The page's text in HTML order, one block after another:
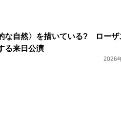
な自然〉を描いている? ローザ
る来日公演
2026